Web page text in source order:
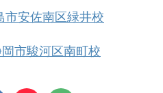
市安佐南区緑井校
市駿河区南町校